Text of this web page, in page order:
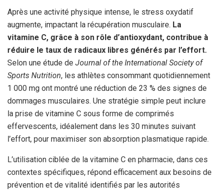
Après une activité physique intense, le stress oxydatif
augmente, impactant la récupération musculaire. La
vitamine C, grâce à son rôle d’antioxydant, contribue à
réduire le taux de radicaux libres générés par l’effort.
Selon une étude de Journal of the International Society of
Sports Nutrition, les athlètes consommant quotidiennement
1 000 mg ont montré une réduction de 23 % des signes de
dommages musculaires. Une stratégie simple peut inclure
la prise de vitamine C sous forme de comprimés
effervescents, idéalement dans les 30 minutes suivant
l’effort, pour maximiser son absorption plasmatique rapide.
L’utilisation ciblée de la vitamine C en pharmacie, dans ces
contextes spécifiques, répond efficacement aux besoins de
prévention et de vitalité identifiés par les autorités